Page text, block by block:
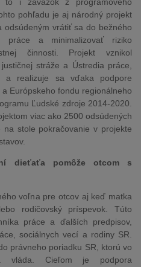
pohľadu je aj národný projekt
odsúdeným vrátiť sa do bežného
a minimalizovať riziko
činnosti. Projekt vznikol
stráže a Ústredia práce,
realizuje sa vďaka podpore
Európskeho fondu regionálneho
Ľudské zdroje 2014-2020.
viac ako 2500 odsúdených
stole pokračovanie v projekte
dieťaťa pomôže otcom s
voľna pre otcov aj keď matka
rodičovský príspevok. Túto
práce a ďalších predpisov,
sociálnych vecí a rodiny SR.
právneho poriadku SR, ktorú vo
vláda. Cieľom je podpora